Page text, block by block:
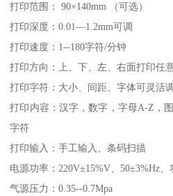
打印范围： 90×140mm （可选）
打印深度：0.01—1.2mm可调
打印速度：1--180字符/分钟
打印方向：上、下、左、右面打印任
打印字符：大小、间距、字体可灵活
打印内容：汉字，数字，字母A-Z，
字符
打印输入：手工输入、条码扫描
电源功率：220V±15%V、50±3%Hz、
气源压力：0.35--0.7Mpa